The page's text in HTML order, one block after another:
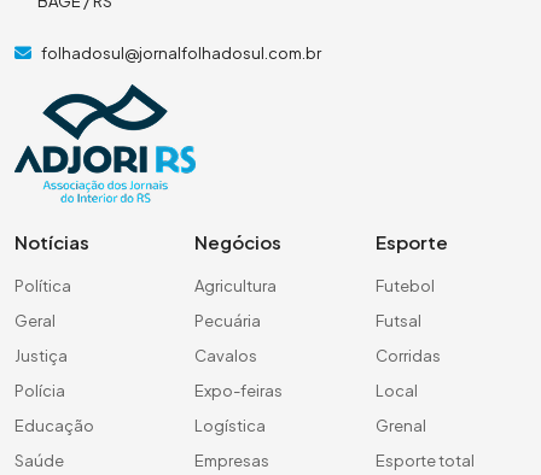
folhadosul@jornalfolhadosul.com.br
Notícias
Política
Geral
Justiça
Polícia
Educação
Saúde
Negócios
Agricultura
Pecuária
Cavalos
Expo-feiras
Logística
Empresas
Esporte
Futebol
Futsal
Corridas
Local
Grenal
Esporte total